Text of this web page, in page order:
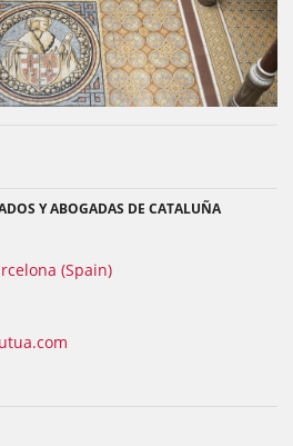
Y ABOGADAS DE CATALUÑA
(Spain)